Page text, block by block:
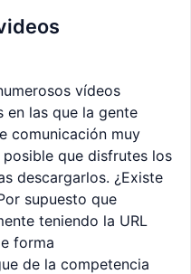
vídeos
las que la gente
comunicación muy
que disfrutes los
descargarlos. ¿Existe
supuesto que
teniendo la URL
forma
de la competencia